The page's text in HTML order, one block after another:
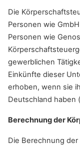
Die
Personen wie
Personen wie
gewerblichen
Einkünfte dieser
erhoben, wenn sie
Deutschland haben
Berechnung der
Die Berechnung